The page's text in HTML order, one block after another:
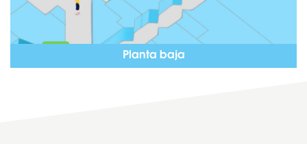
Planta baja